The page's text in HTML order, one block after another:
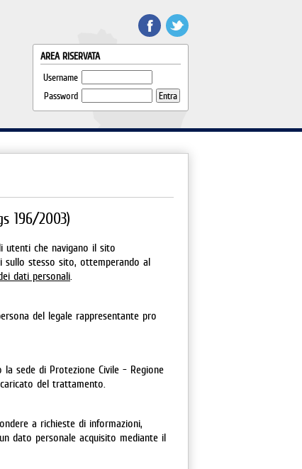
AREA RISERVATA
Username
Password
196/2003)
utenti che navigano il sito
sullo stesso sito, ottemperando al
dati personali
del legale rappresentante pro
sede di Protezione Civile - Regione
del trattamento.
a richieste di informazioni,
dato personale acquisito mediante il